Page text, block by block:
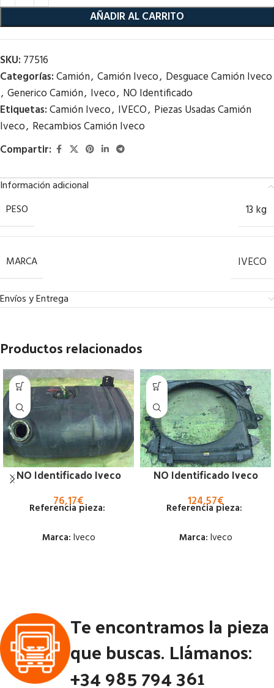
AÑADIR AL CARRITO
SKU: 77516
Categorías:Camión, Camión Iveco, Desguace Camión Iveco
, Generico Camión, Iveco, NO Identificado
Etiquetas:Camión Iveco, IVECO, Piezas Usadas Camión
Iveco, Recambios Camión Iveco
Compartir:
Información adicional
PESO
13 kg
MARCA IVECO
Envíos y Entrega
Productos relacionados
NO Identificado Iveco
76,17€
Referencia pieza:
Marca: Iveco
Notas:
Código Pieza: 52774
NO Identificado Iveco
124,57€
Referencia pieza:
Marca: Iveco
[VP]IVECO DAILY E4
35C14 | 02.05 - 02.10
Código Pieza:51088
Te encontramos la pieza
que buscas. Llámanos:
+34 985 794 361